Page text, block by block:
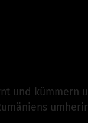
und kümmern